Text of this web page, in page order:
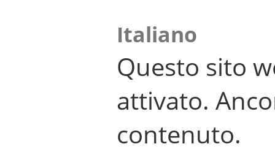
Italiano
Questo sito
attivato.
contenuto.